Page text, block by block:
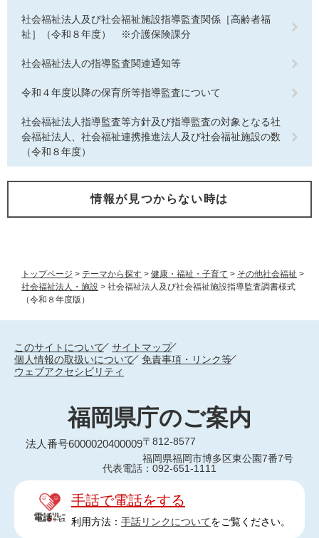
トップページ > テーマから探す > 健康・福祉・子育て > その他社会福祉 >
社会福祉法人・施設 > 社会福祉法人及び社会福祉施設指導監査調書様式
（令和８年度版）
社会福祉法人及び社会福祉施設指導監査関係［高齢者福
祉］（令和８年度） ※介護保険課分
社会福祉法人の指導監査関連通知等
令和４年度以降の保育所等指導監査について
社会福祉法人指導監査等方針及び指導監査の対象となる社
会福祉法人、社会福祉連携推進法人及び社会福祉施設の数
（令和８年度）
情報が見つからない時は
このサイトについて
サイトマップ
個人情報の取扱いについて
免責事項・リンク等
ウェブアクセシビリティ
福岡県庁のご案内
法人番号6000020400009〒812-8577
福岡県福岡市博多区東公園7番7号
代表電話：092-651-1111
手話で電話をする
利用方法： 手話リンクについてをご覧ください。